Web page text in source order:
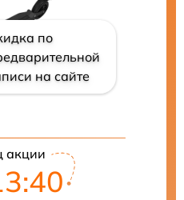
по
на сайте
акции